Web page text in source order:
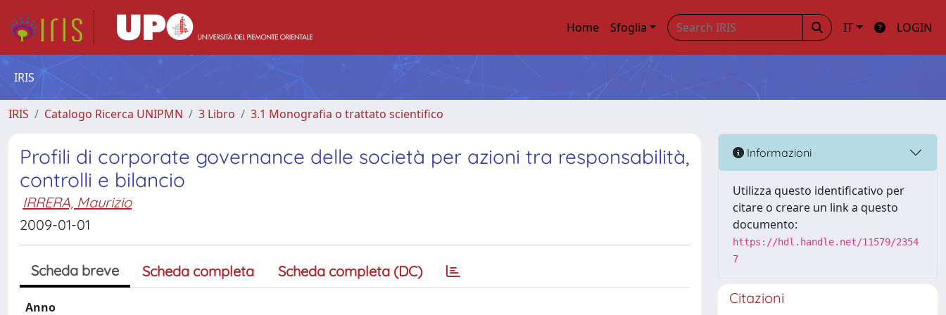
Home Sfoglia IT LOGIN
IRIS
IRIS Catalogo Ricerca UNIPMN 3 Libro 3.1 Monografia o trattato scientifico
Profili di corporate governance delle società per azioni tra responsabilità,
controlli e bilancio
IRRERA, Maurizio
2009-01-01
Scheda breve Scheda completa Scheda completa (DC)
Anno
Informazioni
Utilizza questo identificativo per
citare o creare un link a questo
documento:
https://hdl.handle.net/11579/2354
7
Citazioni